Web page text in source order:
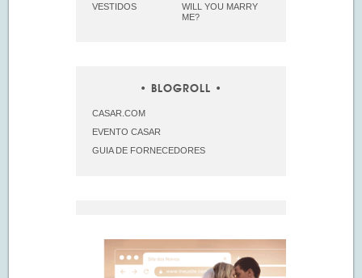
VESTIDOS
WILL YOU MARRY
ME?
BLOGROLL
CASAR.COM
EVENTO CASAR
GUIA DE FORNECEDORES